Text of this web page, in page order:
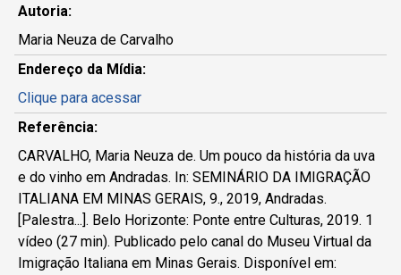
Autoria:
Maria Neuza de Carvalho
Endereço da Mídia:
Clique para acessar
Referência:
CARVALHO, Maria Neuza de. Um pouco da história da uva
e do vinho em Andradas. In: SEMINÁRIO DA IMIGRAÇÃO
ITALIANA EM MINAS GERAIS, 9., 2019, Andradas.
[Palestra...]. Belo Horizonte: Ponte entre Culturas, 2019. 1
vídeo (27 min). Publicado pelo canal do Museu Virtual da
Imigração Italiana em Minas Gerais. Disponível em: